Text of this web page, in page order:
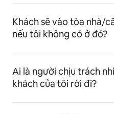
Khách sẽ vào tòa nhà/
nếu tôi không có ở đó?
Ai là người chịu trách
khách của tôi rời đi?